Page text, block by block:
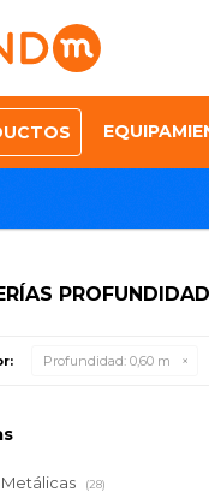
Profundidad: 0,60 m
(28)